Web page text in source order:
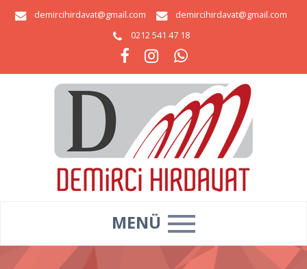
demircihirdavat@gmail.com
demircihirdavat@gmail.com
0212 541 47 18
MENÜ